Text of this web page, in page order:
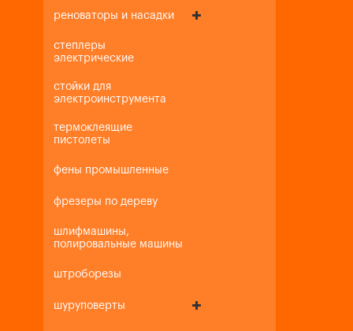
реноваторы и насадки
степлеры
электрические
стойки для
электроинструмента
термоклеящие
пистолеты
фены промышленные
фрезеры по дереву
шлифмашины,
полировальные машины
штроборезы
шуруповерты